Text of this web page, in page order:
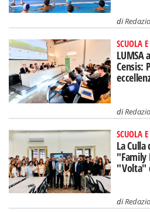
di
SCUOLA
LUMSA
Censis:
di
SCUOLA
La
"Family
"Volta"
di